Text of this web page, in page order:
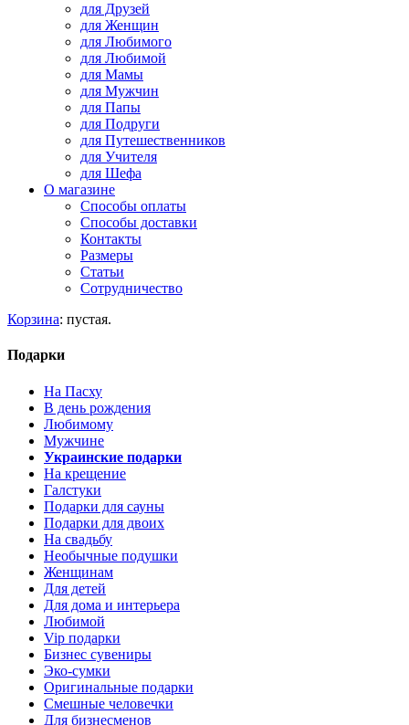
для Друзей
для Женщин
для Любимого
для Любимой
для Мамы
для Мужчин
для Папы
для Подруги
для Путешественников
для Учителя
для Шефа
О магазине
Способы оплаты
Способы доставки
Контакты
Размеры
Статьи
Сотрудничество
Корзина: пустая.
Подарки
На Пасху
В день рождения
Любимому
Мужчине
Украинские подарки
На крещение
Галстуки
Подарки для сауны
Подарки для двоих
На свадьбу
Необычные подушки
Женщинам
Для детей
Для дома и интерьера
Любимой
Vip подарки
Бизнес сувениры
Эко-сумки
Оригинальные подарки
Смешные человечки
Для бизнесменов